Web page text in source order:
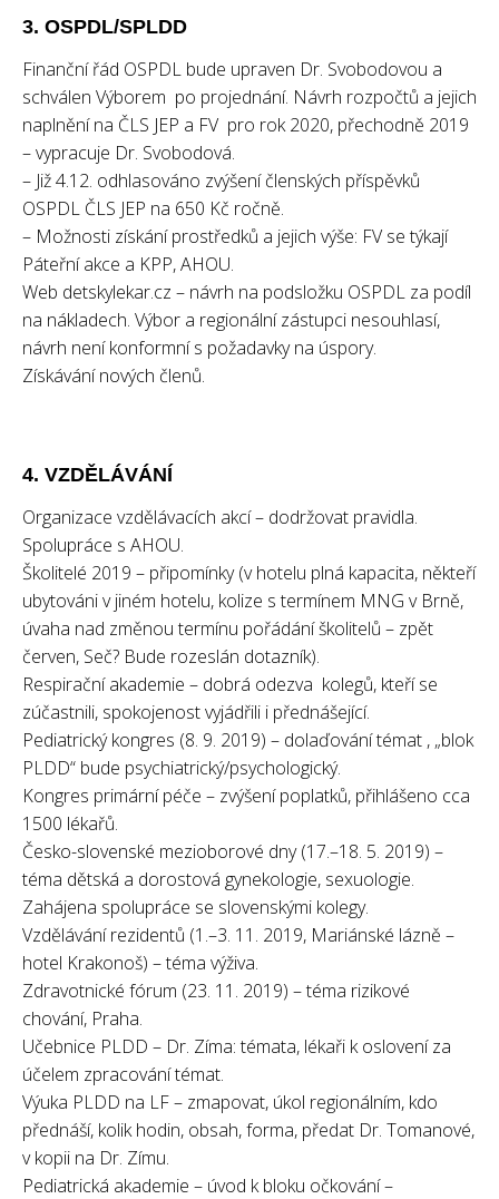
3. OSPDL/SPLDD
Finanční řád OSPDL bude upraven Dr. Svobodovou a
schválen Výborem po projednání. Návrh rozpočtů a jejich
naplnění na ČLS JEP a FV pro rok 2020, přechodně 2019
– vypracuje Dr. Svobodová.
– Již 4.12. odhlasováno zvýšení členských příspěvků
OSPDL ČLS JEP na 650 Kč ročně.
– Možnosti získání prostředků a jejich výše: FV se týkají
Páteřní akce a KPP, AHOU.
Web detskylekar.cz – návrh na podsložku OSPDL za podíl
na nákladech. Výbor a regionální zástupci nesouhlasí,
návrh není konformní s požadavky na úspory.
Získávání nových členů.
4. VZDĚLÁVÁNÍ
Organizace vzdělávacích akcí – dodržovat pravidla.
Spolupráce s AHOU.
Školitelé 2019 – připomínky (v hotelu plná kapacita, někteří
ubytováni v jiném hotelu, kolize s termínem MNG v Brně,
úvaha nad změnou termínu pořádání školitelů – zpět
červen, Seč? Bude rozeslán dotazník).
Respirační akademie – dobrá odezva kolegů, kteří se
zúčastnili, spokojenost vyjádřili i přednášející.
Pediatrický kongres (8. 9. 2019) – dolaďování témat , „blok
PLDD“ bude psychiatrický/psychologický.
Kongres primární péče – zvýšení poplatků, přihlášeno cca
1500 lékařů.
Česko-slovenské mezioborové dny (17.–18. 5. 2019) –
téma dětská a dorostová gynekologie, sexuologie.
Zahájena spolupráce se slovenskými kolegy.
Vzdělávání rezidentů (1.–3. 11. 2019, Mariánské lázně –
hotel Krakonoš) – téma výživa.
Zdravotnické fórum (23. 11. 2019) – téma rizikové
chování, Praha.
Učebnice PLDD – Dr. Zíma: témata, lékaři k oslovení za
účelem zpracování témat.
Výuka PLDD na LF – zmapovat, úkol regionálním, kdo
přednáší, kolik hodin, obsah, forma, předat Dr. Tomanové,
v kopii na Dr. Zímu.
Pediatrická akademie – úvod k bloku očkování –